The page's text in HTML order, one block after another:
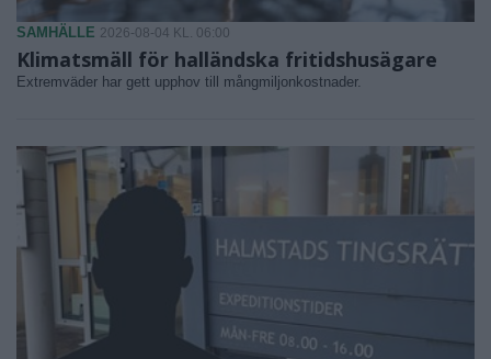
SAMHÄLLE 2026-08-04 KL. 06:00
Klimatsmäll för halländska fritidshusägare
Extremväder har gett upphov till mångmiljonkostnader.